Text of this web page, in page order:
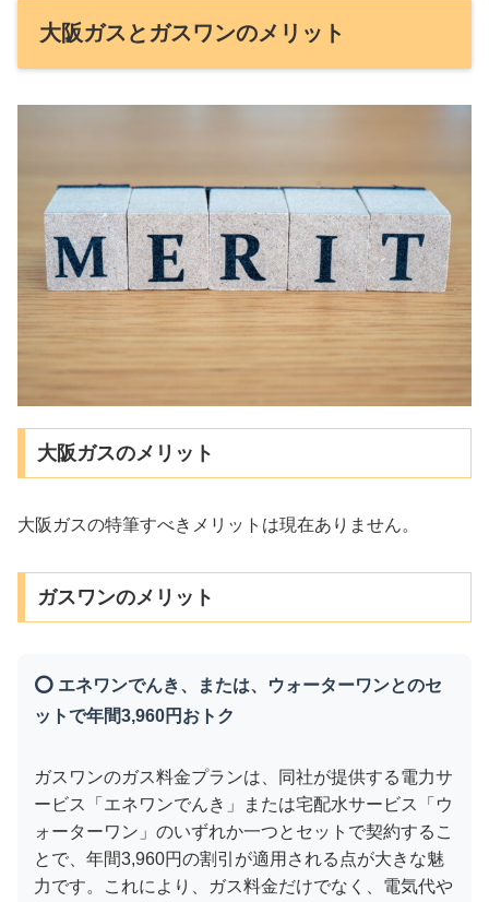
大阪ガスとガスワンのメリット
大阪ガスのメリット
大阪ガスの特筆すべきメリットは現在ありません。
ガスワンのメリット
⭕ エネワンでんき、または、ウォーターワンとのセ
ットで年間3,960円おトク
ガスワンのガス料金プランは、同社が提供する電力サ
ービス「エネワンでんき」または宅配水サービス「ウ
ォーターワン」のいずれか一つとセットで契約するこ
とで、年間3,960円の割引が適用される点が大きな魅
力です。これにより、ガス料金だけでなく、電気代や